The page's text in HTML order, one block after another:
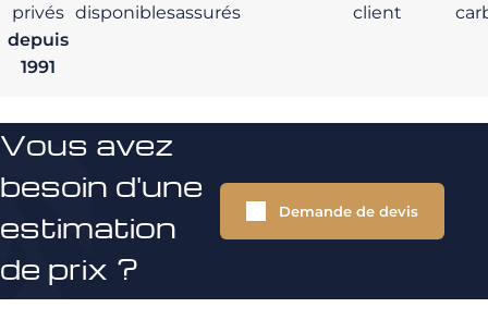
privés
depuis
1991
disponiblesassurés
client
Vous avez
besoin d'une
estimation
de prix ?
Demande de devis